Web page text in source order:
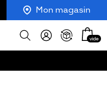
Mon magasin
Afficher
Mon
panier
vide